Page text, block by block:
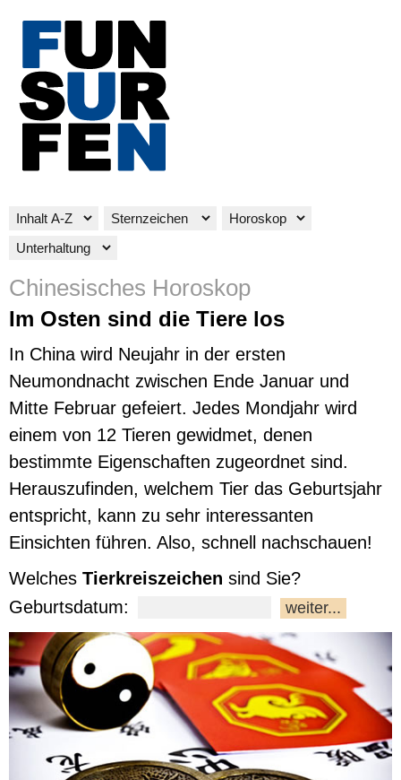
Chinesisches Horoskop
Im Osten sind die Tiere los
In China wird Neujahr in der ersten
Neumondnacht zwischen Ende Januar und
Mitte Februar gefeiert. Jedes Mondjahr wird
einem von 12 Tieren gewidmet, denen
bestimmte Eigenschaften zugeordnet sind.
Herauszufinden, welchem Tier das Geburtsjahr
entspricht, kann zu sehr interessanten
Einsichten führen. Also, schnell nachschauen!
Welches Tierkreiszeichen sind Sie?
Geburtsdatum: